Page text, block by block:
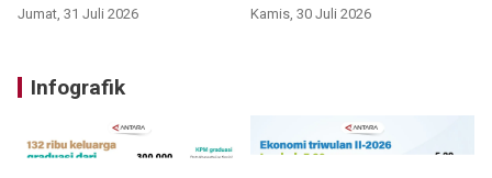
Jumat, 31 Juli 2026 Kamis, 30 Juli 2026
Infografik